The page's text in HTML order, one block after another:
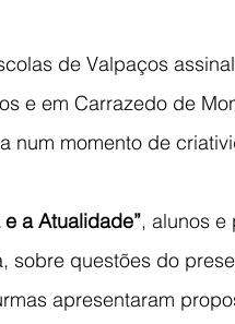
de Valpaços
e em Carrazedo de
num momento de
e a Atualidade”, alunos e
sobre questões do
apresentaram